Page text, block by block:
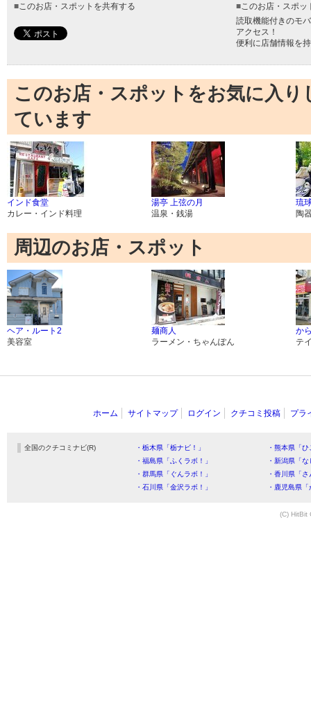
■ このお店・スポットを共有する ■ このお店・スポ
読取機能付きのモ
アクセス！
便利に店舗情報を
このお店・スポットをお気に入
ています
インド食堂
カレー・インド料理
湯亭 上弦の月
温泉・銭湯
琉
陶
周辺のお店・スポット
ヘア・ルート2
美容室
麺商人
ラーメン・ちゃんぽん
か
テ
ホーム サイトマップ ログイン クチコミ投稿 プラ
全国のクチコミナビ(R) ・栃木県「栃ナビ！」
・熊本県「
・福島県「ふくラボ！」
・新潟県「
・群馬県「ぐんラボ！」
・香川県「
・石川県「金沢ラボ！」
・鹿児島県
(C) HitBit